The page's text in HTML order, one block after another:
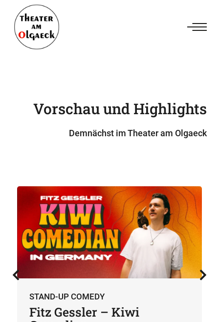
Vorschau und Highlights
Demnächst im Theater am Olgaeck
STAND-UP COMEDY
Fitz Gessler – Kiwi